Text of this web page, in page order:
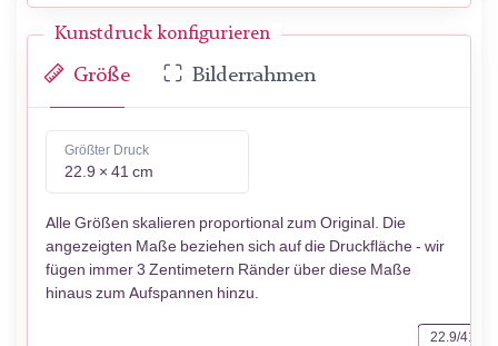
Kunstdruck konfigurieren
Größe Bilderrahmen
Größter Druck
22.9 × 41 cm
Alle Größen skalieren proportional zum Original. Die
angezeigten Maße beziehen sich auf die Druckfläche - wir
fügen immer 3 Zentimetern Ränder über diese Maße
hinaus zum Aufspannen hinzu.
22.9/41